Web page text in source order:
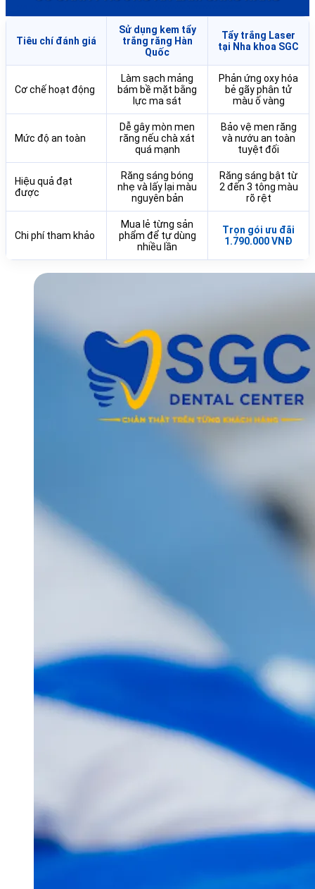
Tiêu chí đánh giá
Sử dụng kem tẩy
trắng răng Hàn
Quốc
Tẩy trắng Laser
tại Nha khoa SGC
Cơ chế hoạt động
Làm sạch mảng
bám bề mặt bằng
lực ma sát
Phản ứng oxy hóa
bẻ gãy phân tử
màu ố vàng
Mức độ an toàn
Dễ gây mòn men
răng nếu chà xát
quá mạnh
Bảo vệ men răng
và nướu an toàn
tuyệt đối
Hiệu quả đạt
được
Răng sáng bóng
nhẹ và lấy lại màu
nguyên bản
Răng sáng bật từ
2 đến 3 tông màu
rõ rệt
Chi phí tham khảo
Mua lẻ từng sản
phẩm để tự dùng
nhiều lần
Trọn gói ưu đãi
1.790.000 VNĐ